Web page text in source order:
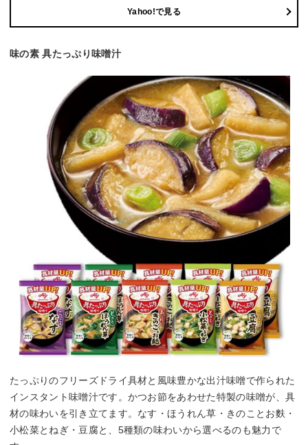
Yahoo!で見る
味の素 具たっぷり味噌汁
たっぷりのフリーズドライ具材と風味豊かな出汁味噌で作られた
インスタント味噌汁です。かつお節をあわせた特製の味噌が、具
材の味わいを引き立てます。なす・ほうれん草・きのことお麩・
小松菜とねぎ・豆腐と、5種類の味わいから選べるのも魅力で